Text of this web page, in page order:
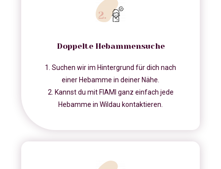
Doppelte Hebammensuche
1. Suchen wir im Hintergrund für dich nach
einer Hebamme in deiner Nähe.
2. Kannst du mit FIAMI ganz einfach jede
Hebamme in Wildau kontaktieren.